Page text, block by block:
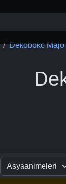
Dekoboko Majo